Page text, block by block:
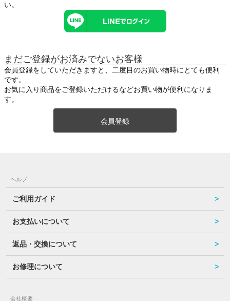
い。
まだご登録がお済みでないお客様
会員登録をしていただきますと、二度目のお買い物時にとても便利
です。
お気に入り商品をご登録いただけるなどお買い物が便利になりま
す。
会員登録
ヘルプ
ご利用ガイド
お支払いについて
返品・交換について
お修理について
会社概要